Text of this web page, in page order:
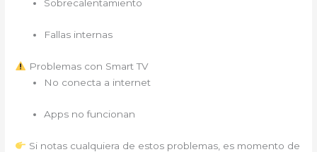
Sobrecalentamiento
Fallas internas
Problemas con Smart TV
No conecta a internet
Apps no funcionan
Si notas cualquiera de estos problemas, es momento de